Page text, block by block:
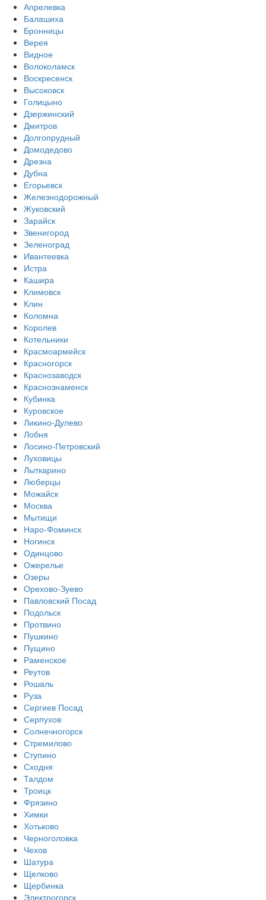
Апрелевка
Балашиха
Бронницы
Верея
Видное
Волоколамск
Воскресенск
Высоковск
Голицыно
Дзержинский
Дмитров
Долгопрудный
Домодедово
Дрезна
Дубна
Егорьевск
Железнодорожный
Жуковский
Зарайск
Звенигород
Зеленоград
Ивантеевка
Истра
Кашира
Климовск
Клин
Коломна
Королев
Котельники
Красмоармейск
Красногорск
Краснозаводск
Краснознаменск
Кубинка
Куровское
Ликино-Дулево
Лобня
Лосино-Петровский
Луховицы
Лыткарино
Люберцы
Можайск
Москва
Мытищи
Наро-Фоминск
Ногинск
Одинцово
Ожерелье
Озеры
Орехово-Зуево
Павловский Посад
Подольск
Протвино
Пушкино
Пущино
Раменское
Реутов
Рошаль
Руза
Сергиев Посад
Серпухов
Солнечногорск
Стремилово
Ступино
Сходня
Талдом
Троицк
Фрязино
Химки
Хотьково
Черноголовка
Чехов
Шатура
Щелково
Щербинка
Электрогорск